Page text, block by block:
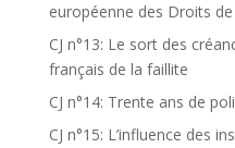
européenne des Droits de
CJ n°13: Le sort des
français de la faillite
CJ n°14: Trente ans de
CJ n°15: L’influence des